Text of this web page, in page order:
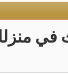
في